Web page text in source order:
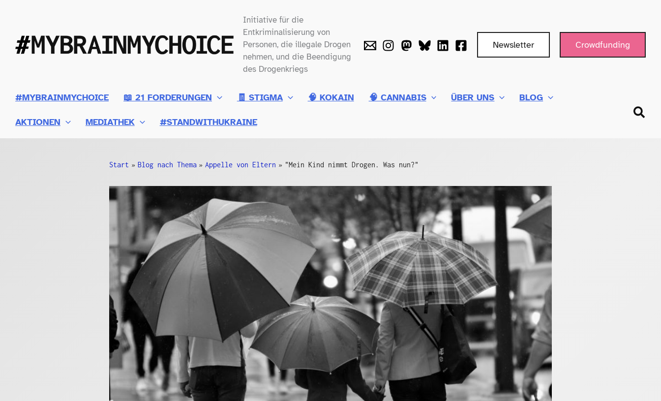
springen
Initiative für die
Entkriminalisierung von
Personen, die illegale Drogen
nehmen, und die Beendigung
des Drogenkriegs
Newsletter Crowdfunding
#MYBRAINMYCHOICE 📖 21 FORDERUNGEN 🧾 STIGMA 🧠 KOKAIN 🧠 CANNABIS ÜBER UNS BLOG
AKTIONEN MEDIATHEK #STANDWITHUKRAINE
Start Blog nach Thema Appelle von Eltern "Mein Kind nimmt Drogen. Was nun?"